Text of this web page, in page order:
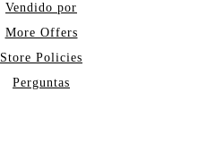
Vendido por
More Offers
Store Policies
Perguntas